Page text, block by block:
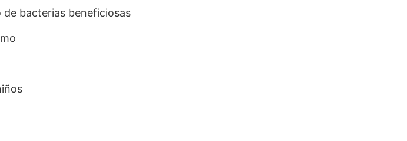
bacterias beneficiosas